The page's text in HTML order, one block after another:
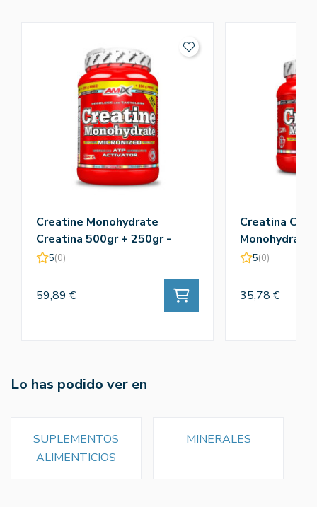
Creatine Monohydrate
Creatina 500gr + 250gr -
Amix
5(0)
59,89 €
Creatina
Monohydrate
5(0)
35,78 €
Lo has podido ver en
SUPLEMENTOS
ALIMENTICIOS
MINERALES